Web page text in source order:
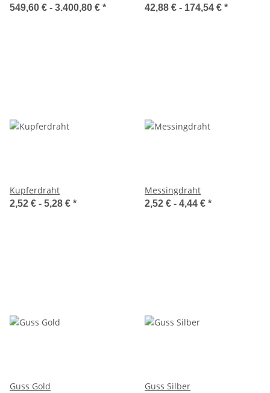
549,60 € - 3.400,80 € * 42,88 € - 174,54 € *
Kupferdraht
2,52 € - 5,28 € *
Messingdraht
2,52 € - 4,44 € *
Guss Gold Guss Silber